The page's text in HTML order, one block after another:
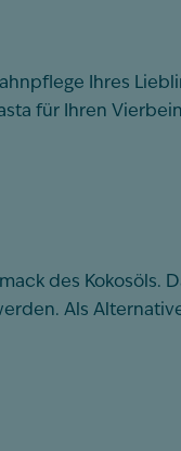
Ihres
für Ihren
des Kokosöls.
Als